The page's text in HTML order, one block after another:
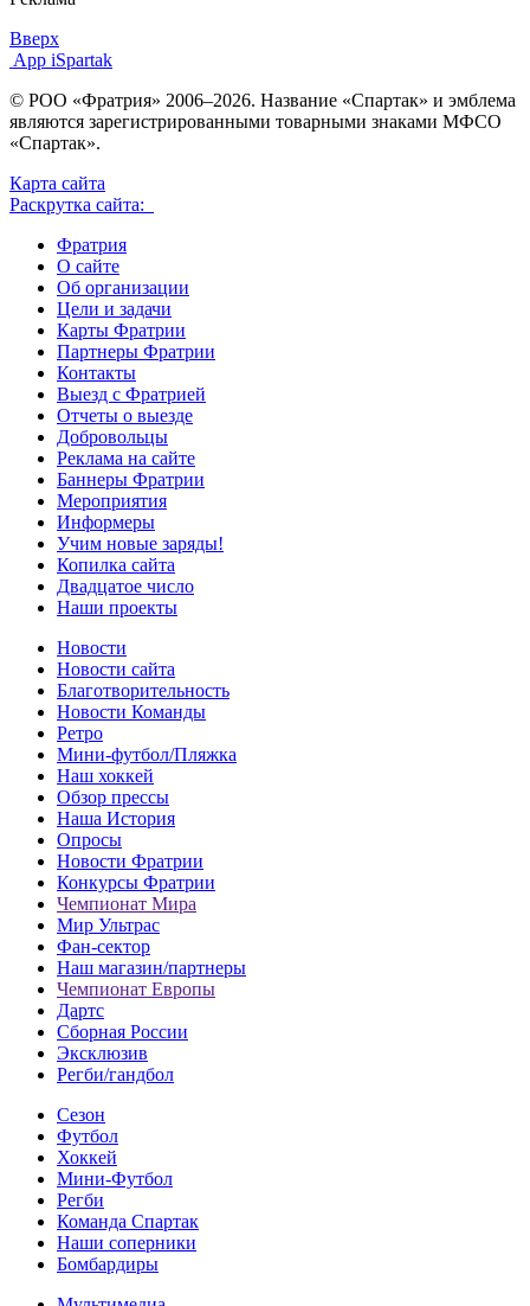
Вверх
App iSpartak
© РОО «Фратрия» 2006–2026. Название «Спартак» и эмблема
являются зарегистрированными товарными знаками МФСО
«Спартак».
Карта сайта
Раскрутка сайта:
Фратрия
О сайте
Об организации
Цели и задачи
Карты Фратрии
Партнеры Фратрии
Контакты
Выезд с Фратрией
Отчеты о выезде
Добровольцы
Реклама на сайте
Баннеры Фратрии
Мероприятия
Информеры
Учим новые заряды!
Копилка сайта
Двадцатое число
Наши проекты
Новости
Новости сайта
Благотворительность
Новости Команды
Ретро
Мини-футбол/Пляжка
Наш хоккей
Обзор прессы
Наша История
Опросы
Новости Фратрии
Конкурсы Фратрии
Чемпионат Мира
Мир Ультрас
Фан-cектор
Наш магазин/партнеры
Чемпионат Европы
Дартс
Сборная России
Эксклюзив
Регби/гандбол
Сезон
Футбол
Хоккей
Мини-Футбол
Регби
Команда Спартак
Наши соперники
Бомбардиры